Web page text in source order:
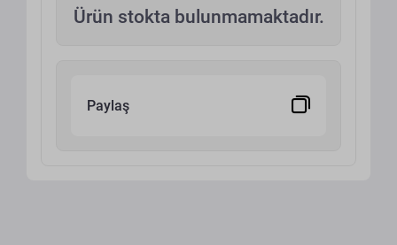
Ürün stokta bulunmamaktadır.
Paylaş